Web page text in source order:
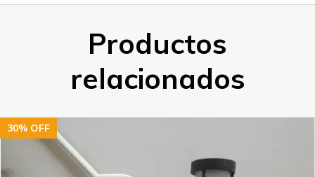
Productos
relacionados
30% OFF